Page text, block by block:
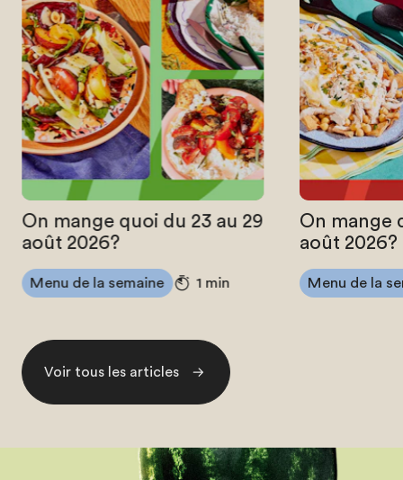
On mange quoi du 23 au 29
août 2026?
Menu de la semaine 1 min
On mange
août 2026?
Menu de la
Voir tous les articles